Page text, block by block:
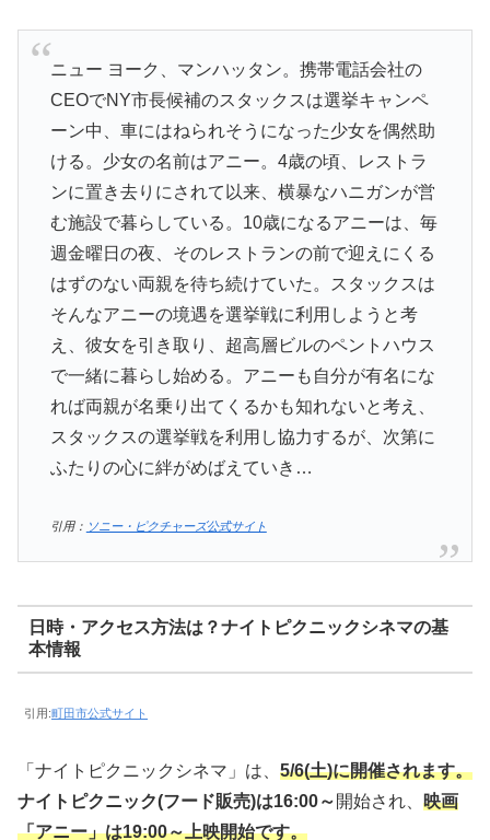
ニュー ヨーク、マンハッタン。携帯電話会社の
CEOでNY市長候補のスタックスは選挙キャンペ
ーン中、車にはねられそうになった少女を偶然助
ける。少女の名前はアニー。4歳の頃、レストラ
ンに置き去りにされて以来、横暴なハニガンが営
む施設で暮らしている。10歳になるアニーは、毎
週金曜日の夜、そのレストランの前で迎えにくる
はずのない両親を待ち続けていた。スタックスは
そんなアニーの境遇を選挙戦に利用しようと考
え、彼女を引き取り、超高層ビルのペントハウス
で一緒に暮らし始める。アニーも自分が有名にな
れば両親が名乗り出てくるかも知れないと考え、
スタックスの選挙戦を利用し協力するが、次第に
ふたりの心に絆がめばえていき…
引用： ソニー・ピクチャーズ公式サイト
日時・アクセス方法は？ナイトピクニックシネマの基
本情報
引用:町田市公式サイト
「ナイトピクニックシネマ」は、 5/6(土)に開催されます。
ナイトピクニック(フード販売)は16:00～ 開始され、 映画
「アニー」は19:00～上映開始です。